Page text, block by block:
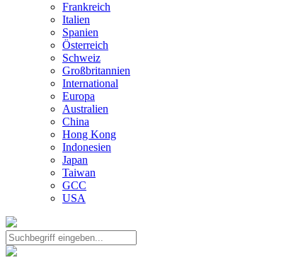
Frankreich
Italien
Spanien
Österreich
Schweiz
Großbritannien
International
Europa
Australien
China
Hong Kong
Indonesien
Japan
Taiwan
GCC
USA